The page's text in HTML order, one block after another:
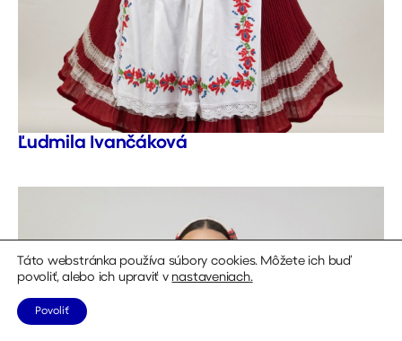
Ľudmila Ivančáková
Táto webstránka používa súbory cookies. Môžete ich buď
povoliť, alebo ich upraviť v nastaveniach.
Povoliť